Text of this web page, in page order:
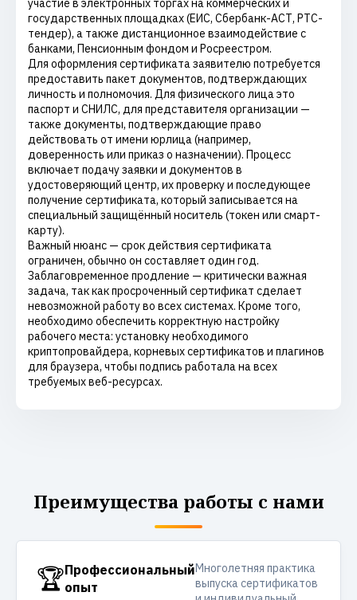
участие в электронных торгах на коммерческих и
государственных площадках (ЕИС, Сбербанк-АСТ, РТС-
тендер), а также дистанционное взаимодействие с
банками, Пенсионным фондом и Росреестром.
Для оформления сертификата заявителю потребуется
предоставить пакет документов, подтверждающих
личность и полномочия. Для физического лица это
паспорт и СНИЛС, для представителя организации —
также документы, подтверждающие право
действовать от имени юрлица (например,
доверенность или приказ о назначении). Процесс
включает подачу заявки и документов в
удостоверяющий центр, их проверку и последующее
получение сертификата, который записывается на
специальный защищённый носитель (токен или смарт-
карту).
Важный нюанс — срок действия сертификата
ограничен, обычно он составляет один год.
Заблаговременное продление — критически важная
задача, так как просроченный сертификат сделает
невозможной работу во всех системах. Кроме того,
необходимо обеспечить корректную настройку
рабочего места: установку необходимого
криптопровайдера, корневых сертификатов и плагинов
для браузера, чтобы подпись работала на всех
требуемых веб-ресурсах.
Преимущества работы с нами
🏆Профессиональный
опыт
Многолетняя практика
выпуска сертификатов